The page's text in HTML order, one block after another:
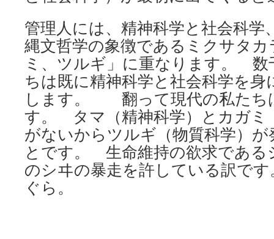
管理人には、精神科学と社会科学
縄文哲学の象徴であるミクサタ
ミ、ツルギ」に重なります。 数
ちは既に精神科学と社会科学を
します。 翻って現代の私たち
す。 タマ（精神科学）とカガミ
がないからツルギ（物質科学）
とです。 生命維持の欲求である
のシヰの暴走を許している訳で
ぐら。